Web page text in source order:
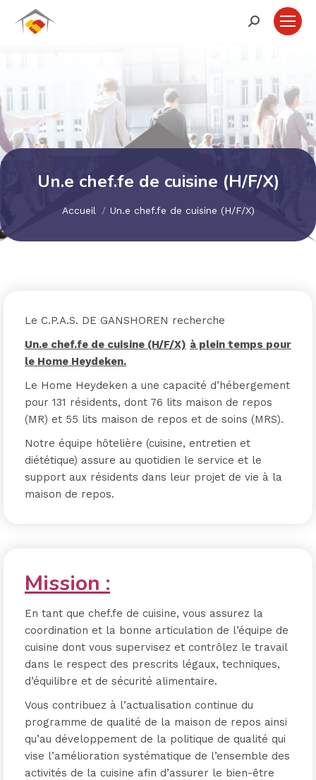
Recherche
Un.e chef.fe de cuisine (H/F/X)
Accueil Un.e chef.fe de cuisine (H/F/X)
Le C.P.A.S. DE GANSHOREN recherche
Un.e chef.fe de cuisine (H/F/X) à plein temps pour
le Home Heydeken.
Le Home Heydeken a une capacité d’hébergement
pour 131 résidents, dont 76 lits maison de repos
(MR) et 55 lits maison de repos et de soins (MRS).
Notre équipe hôtelière (cuisine, entretien et
diététique) assure au quotidien le service et le
support aux résidents dans leur projet de vie à la
maison de repos.
Mission :
En tant que chef.fe de cuisine, vous assurez la
coordination et la bonne articulation de l’équipe de
cuisine dont vous supervisez et contrôlez le travail
dans le respect des prescrits légaux, techniques,
d’équilibre et de sécurité alimentaire.
Vous contribuez à l’actualisation continue du
programme de qualité de la maison de repos ainsi
qu’au développement de la politique de qualité qui
vise l’amélioration systématique de l’ensemble des
activités de la cuisine afin d’assurer le bien-être